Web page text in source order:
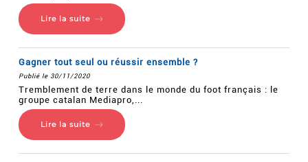
Lire la suite
Gagner tout seul ou réussir ensemble ?
Publié le 30/11/2020
Tremblement de terre dans le monde du foot français : le
groupe catalan Mediapro,...
Lire la suite